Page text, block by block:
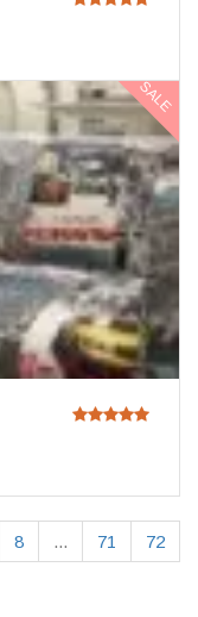
SALE
8 ... 71 72